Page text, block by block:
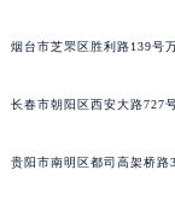
烟台市芝罘区胜利路139号
长春市朝阳区西安大路727
贵阳市南明区都司高架桥路